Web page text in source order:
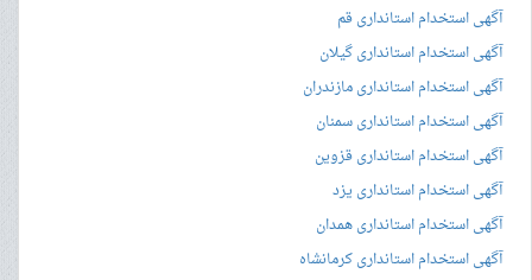
آگهی استخدام استانداری قم
آگهی استخدام استانداری گیلان
آگهی استخدام استانداری مازندران
آگهی استخدام استانداری سمنان
آگهی استخدام استانداری قزوین
آگهی استخدام استانداری یزد
آگهی استخدام استانداری همدان
آگهی استخدام استانداری کرمانشاه